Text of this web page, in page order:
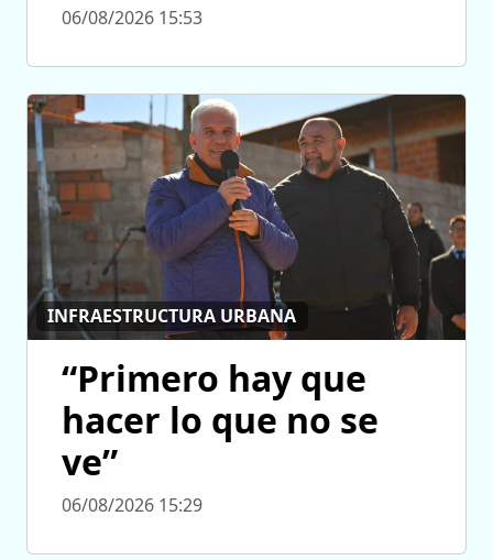
06/08/2026 15:53
INFRAESTRUCTURA URBANA
“Primero hay que
hacer lo que no se
ve”
06/08/2026 15:29